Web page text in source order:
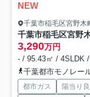
NEW
千葉市稲毛区宮野木
千葉市稲毛区宮野
3,290万円
- / 95.43㎡ / 4SLDK
千葉都市モノレー
都市ガス 陽当り